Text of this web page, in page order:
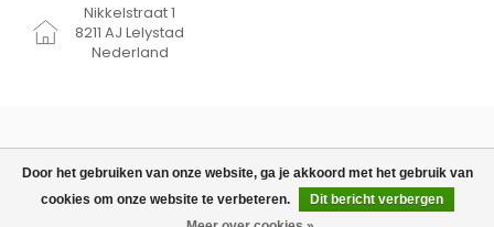
TOEVOEGEN AAN WINKELWAGEN
Door het gebruiken van onze website, ga je akkoord met het gebruik van
cookies om onze website te verbeteren.
Dit bericht verbergen
Nikkelstraat 1
8211 AJ Lelystad
Nederland
© Copyright 2026 Babydrogist.nl